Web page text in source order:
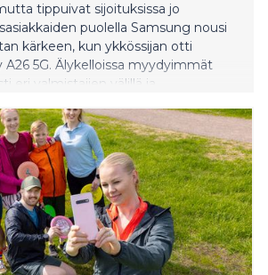
tippuivat sijoituksissa jo
puolella Samsung nousi
kärkeen, kun ykkössijan otti
A26 5G. Älykelloissa myydyimmät
eri valmistajien välillä ja